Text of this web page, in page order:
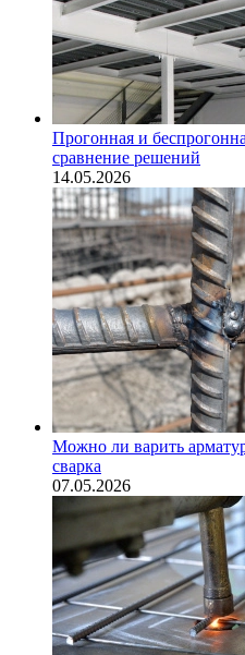
Прогонная и
сравнение решений
14.05.2026
Можно ли варить
сварка
07.05.2026